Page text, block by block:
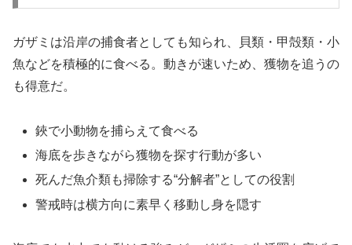
ガザミは沿岸の捕食者としても知られ、貝類・甲殻類・小
魚などを積極的に食べる。動きが速いため、獲物を追うの
も得意だ。
鋏で小動物を捕らえて食べる
海底を歩きながら獲物を探す行動が多い
死んだ魚介類も掃除する“分解者”としての役割
警戒時は横方向に素早く移動し身を隠す